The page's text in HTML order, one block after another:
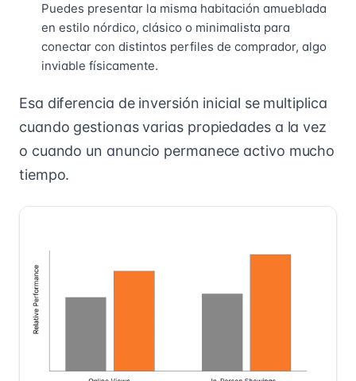
Puedes presentar la misma habitación amueblada
en estilo nórdico, clásico o minimalista para
conectar con distintos perfiles de comprador, algo
inviable físicamente.
Esa diferencia de inversión inicial se multiplica
cuando gestionas varias propiedades a la vez
o cuando un anuncio permanece activo mucho
tiempo.